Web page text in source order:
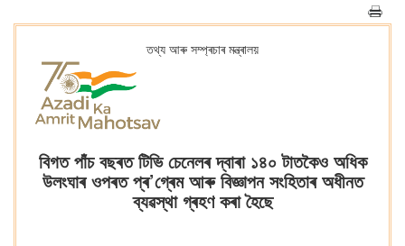
তথ্য আৰু সম্প্ৰচাৰ মন্ত্ৰালয়
বিগত পাঁচ বছৰত টিভি চেনেলৰ দ্বাৰা ১৪০ টাতকৈও অধিক
উলংঘাৰ ওপৰত প্ৰ’গ্ৰেম আৰু বিজ্ঞাপন সংহিতাৰ অধীনত
ব্যৱস্থা গ্ৰহণ কৰা হৈছে